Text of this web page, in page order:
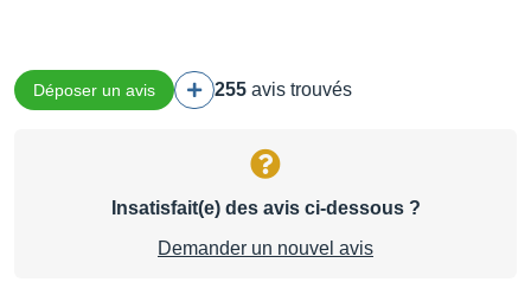
Déposer un avis 255 avis trouvés
Insatisfait(e) des avis ci-dessous ?
Demander un nouvel avis